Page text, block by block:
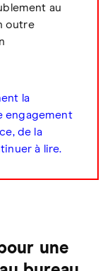
au
outre
la
engagement
de la
à lire.
une